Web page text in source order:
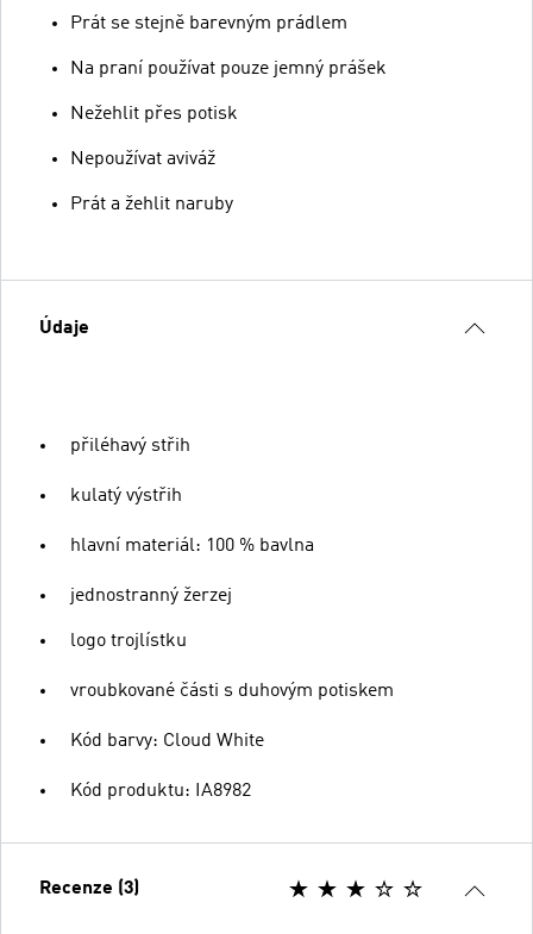
Prát se stejně barevným prádlem
Na praní používat pouze jemný prášek
Nežehlit přes potisk
Nepoužívat aviváž
Prát a žehlit naruby
Údaje
přiléhavý střih
kulatý výstřih
hlavní materiál: 100 % bavlna
jednostranný žerzej
logo trojlístku
vroubkované části s duhovým potiskem
Kód barvy: Cloud White
Kód produktu: IA8982
Recenze (3)